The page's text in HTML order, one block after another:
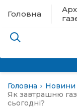
Головна
Головна
Новини
Як завтрашню
сьогодні?